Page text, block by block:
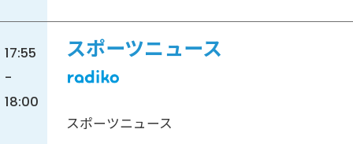
17:55
-
18:00
スポーツニュース
スポーツニュース